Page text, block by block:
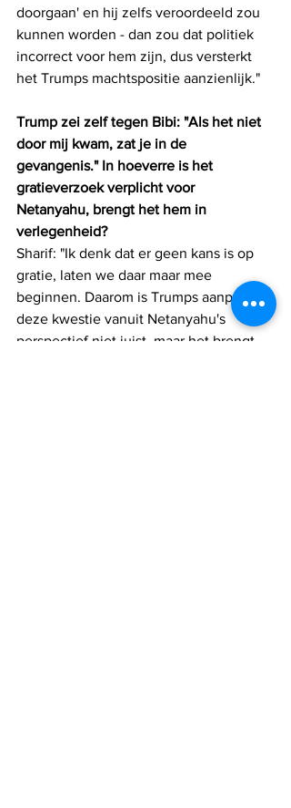
doorgaan' en hij zelfs veroordeeld zou
kunnen worden - dan zou dat politiek
incorrect voor hem zijn, dus versterkt
het Trumps machtspositie aanzienlijk."
Trump zei zelf tegen Bibi: "Als het niet
door mij kwam, zat je in de
gevangenis." In hoeverre is het
gratieverzoek verplicht voor
Netanyahu, brengt het hem in
verlegenheid?
Sharif: "Ik denk dat er geen kans is op
gratie, laten we daar maar mee
beginnen. Daarom is Trumps aanpak in
deze kwestie vanuit Netanyahu's
perspectief niet juist, maar het brengt